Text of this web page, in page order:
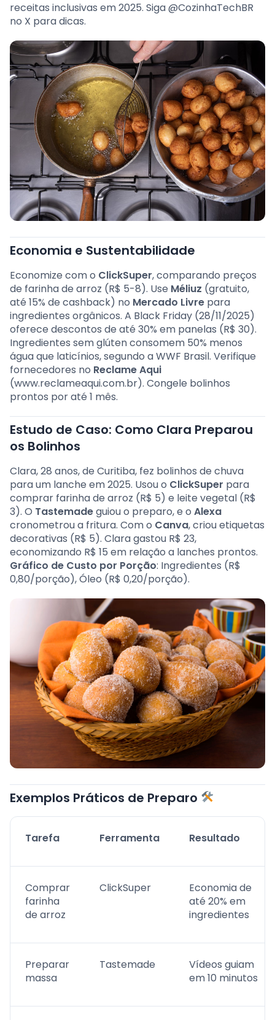
receitas inclusivas em 2025. Siga @CozinhaTechBR
no X para dicas.
Economia e Sustentabilidade
Economize com o ClickSuper, comparando preços
de farinha de arroz (R$ 5-8). Use Méliuz (gratuito,
até 15% de cashback) no Mercado Livre para
ingredientes orgânicos. A Black Friday (28/11/2025)
oferece descontos de até 30% em panelas (R$ 30).
Ingredientes sem glúten consomem 50% menos
água que laticínios, segundo a WWF Brasil. Verifique
fornecedores no Reclame Aqui
(www.reclameaqui.com.br). Congele bolinhos
prontos por até 1 mês.
Estudo de Caso: Como Clara Preparou
os Bolinhos
Clara, 28 anos, de Curitiba, fez bolinhos de chuva
para um lanche em 2025. Usou o ClickSuper para
comprar farinha de arroz (R$ 5) e leite vegetal (R$
3). O Tastemadeguiou o preparo, e o Alexa
cronometrou a fritura. Com o Canva, criou etiquetas
decorativas (R$ 5). Clara gastou R$ 23,
economizando R$ 15 em relação a lanches prontos.
Gráfico de Custo por Porção: Ingredientes (R$
0,80/porção), Óleo (R$ 0,20/porção).
Exemplos Práticos de Preparo
Tarefa Ferramenta Resultado
Comprar
farinha
de arroz
ClickSuper
Economia de
até 20% em
ingredientes
Preparar
massa
Tastemade
Vídeos guiam
em 10 minutos